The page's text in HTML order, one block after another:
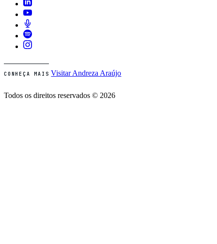
CONHEÇA MAIS Visitar Andreza Araújo
Todos os direitos reservados © 2026